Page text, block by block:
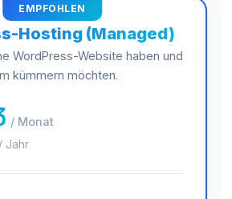
EMPFOHLEN
Hosting (Managed)
WordPress-Website haben und
kümmern möchten.
/ Monat
Jahr